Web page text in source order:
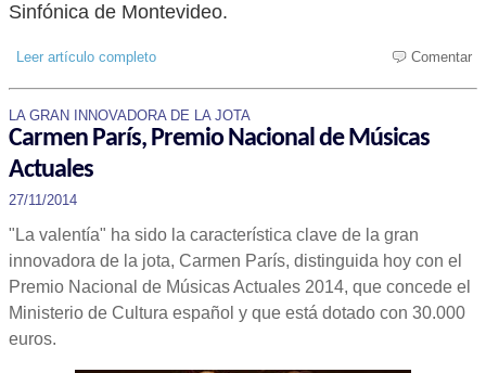
Sinfónica de Montevideo.
Leer artículo completo Comentar
LA GRAN INNOVADORA DE LA JOTA
Carmen París, Premio Nacional de Músicas
Actuales
27/11/2014
"La valentía" ha sido la característica clave de la gran
innovadora de la jota, Carmen París, distinguida hoy con el
Premio Nacional de Músicas Actuales 2014, que concede el
Ministerio de Cultura español y que está dotado con 30.000
euros.